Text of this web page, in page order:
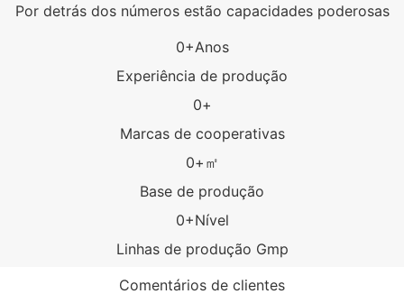
Por detrás dos números estão capacidades poderosas
Experiência de produção
0+Anos
Marcas de cooperativas
0+
Base de produção
0+㎡
Linhas de produção Gmp
0+Nível
Comentários de clientes